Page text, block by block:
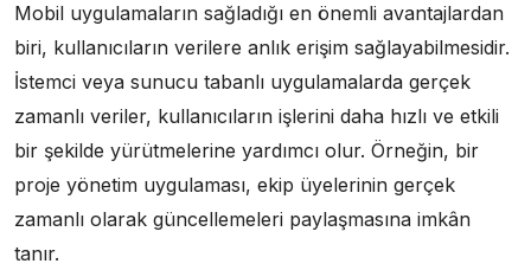
Mobil uygulamaların sağladığı en önemli avantajlardan
biri, kullanıcıların verilere anlık erişim sağlayabilmesidir.
İstemci veya sunucu tabanlı uygulamalarda gerçek
zamanlı veriler, kullanıcıların işlerini daha hızlı ve etkili
bir şekilde yürütmelerine yardımcı olur. Örneğin, bir
proje yönetim uygulaması, ekip üyelerinin gerçek
zamanlı olarak güncellemeleri paylaşmasına imkân
tanır.